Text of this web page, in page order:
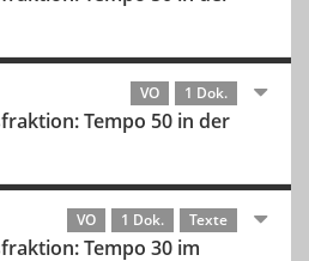
VO 1 Dok.
Tempo 50 in der
VO 1 Dok. Texte
Tempo 30 im